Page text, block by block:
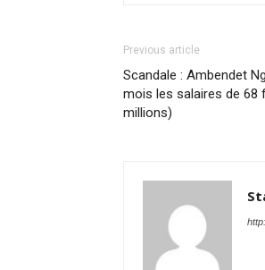
Previous article
Scandale : Ambendet
mois les salaires de
millions)